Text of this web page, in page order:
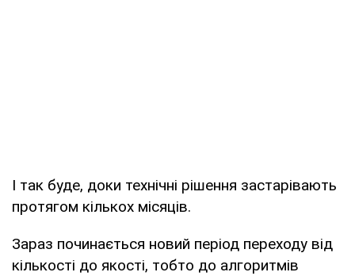
І так буде, доки технічні рішення застарівають
протягом кількох місяців.
Зараз починається новий період переходу від
кількості до якості, тобто до алгоритмів